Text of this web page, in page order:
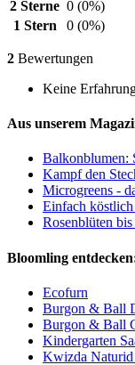
2 Sterne 0 (0%)
1 Stern
0 (0%)
2 Bewertungen
Keine
Aus unserem
Balkonblumen:
Kampf den
Microgreens -
Einfach köstlich
Rosenblüten
Bloomling
Ecofurn
Burgon & Ball
Burgon & Ball
Kindergarten
Kwizda Naturid